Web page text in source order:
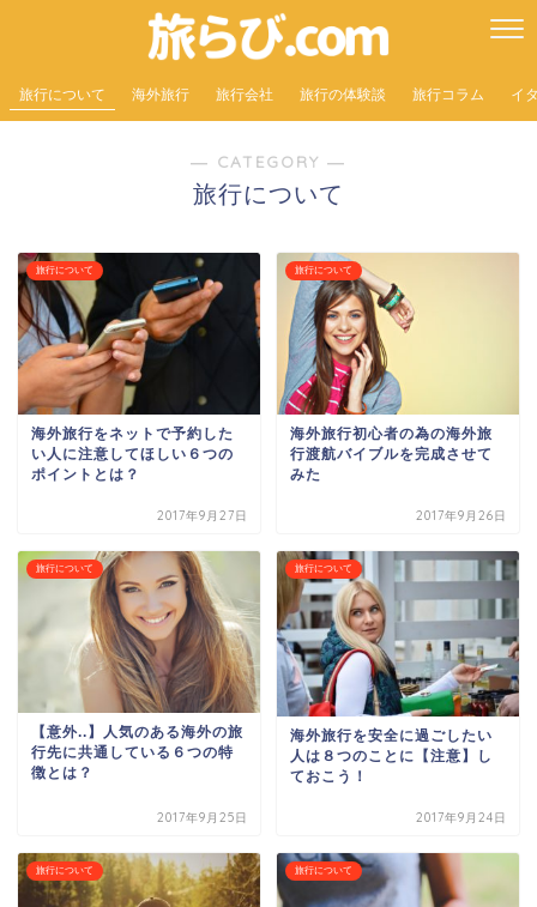
旅行について 海外旅行 旅行会社 旅行の体験談 旅行コラム イ
― CATEGORY ―
旅行について
旅行について
海外旅行をネットで予約した
い人に注意してほしい６つの
ポイントとは？
2017年9月27日
旅行について
海外旅行初心者の為の海外旅
行渡航バイブルを完成させて
みた
2017年9月26日
旅行について
【意外..】人気のある海外の旅
行先に共通している６つの特
徴とは？
2017年9月25日
旅行について
海外旅行を安全に過ごしたい
人は８つのことに【注意】し
ておこう！
2017年9月24日
旅行について 旅行について